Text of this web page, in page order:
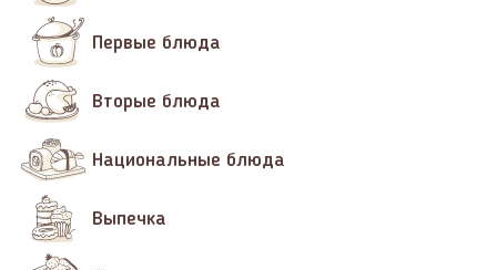
Первые блюда
Вторые блюда
Национальные блюда
Выпечка